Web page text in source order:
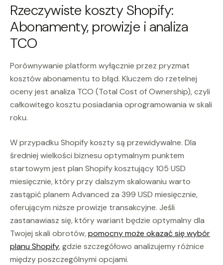
Rzeczywiste koszty Shopify:
Abonamenty, prowizje i analiza
TCO
Porównywanie platform wyłącznie przez pryzmat
kosztów abonamentu to błąd. Kluczem do rzetelnej
oceny jest analiza TCO (Total Cost of Ownership), czyli
całkowitego kosztu posiadania oprogramowania w skali
roku.
W przypadku Shopify koszty są przewidywalne. Dla
średniej wielkości biznesu optymalnym punktem
startowym jest plan Shopify kosztujący 105 USD
miesięcznie, który przy dalszym skalowaniu warto
zastąpić planem Advanced za 399 USD miesięcznie,
oferującym niższe prowizje transakcyjne. Jeśli
zastanawiasz się, który wariant będzie optymalny dla
Twojej skali obrotów,pomocny może okazać się wybór
planu Shopify, gdzie szczegółowo analizujemy różnice
między poszczególnymi opcjami.